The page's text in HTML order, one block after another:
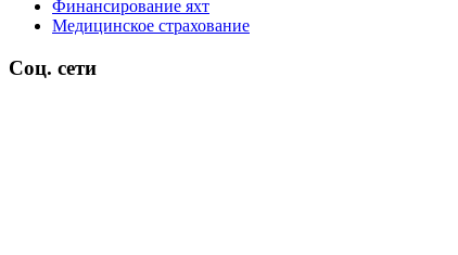
Финансирование яхт
Медицинское страхование
Соц. сети